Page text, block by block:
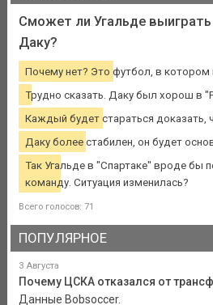
Сможет ли Угальде
Даку?
Почему нет? Это футбол, в
Трудно сказать. Даку был хорош в
Каждый будет стараться доказать,
Даку более стабилен, он будет
Так Угальде в "Спартаке" вроде бы
команду. Ситуация изменилась?
Всего голосов: 71
ПОПУЛЯРНОЕ
3 Августа
Почему ЦСКА отказался от
Данные Bobsoccer.